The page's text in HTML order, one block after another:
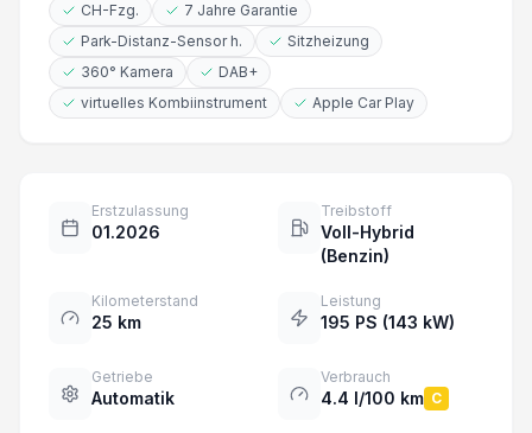
CH-Fzg.
7 Jahre Garantie
Park-Distanz-Sensor h.
Sitzheizung
360° Kamera
DAB+
virtuelles Kombiinstrument
Apple Car Play
Erstzulassung
01.2026
Treibstoff
Voll-Hybrid
(Benzin)
Kilometerstand
25 km
Leistung
195 PS (143 kW)
Getriebe
Automatik
Verbrauch
4.4 l/100 km C